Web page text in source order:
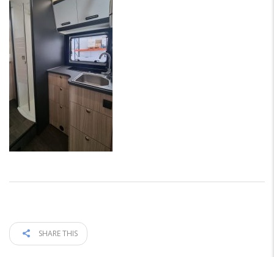
SHARE THIS